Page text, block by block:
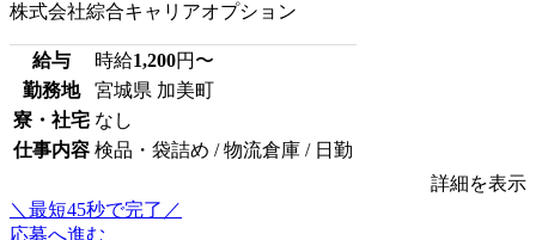
株式会社綜合キャリアオプション
給与 時給1,200円〜
勤務地
宮城県 加美町
寮・社宅 なし
仕事内容 検品・袋詰め / 物流倉庫 / 日勤
詳細を表示
＼最短45秒で完了／
応募へ進む